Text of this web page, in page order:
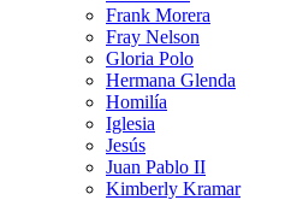
Frank Morera
Fray Nelson
Gloria Polo
Hermana Glenda
Homilía
Iglesia
Jesús
Juan Pablo II
Kimberly Kramar